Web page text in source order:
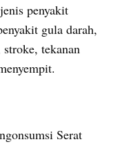
penyakit
gula darah,
tekanan
Serat